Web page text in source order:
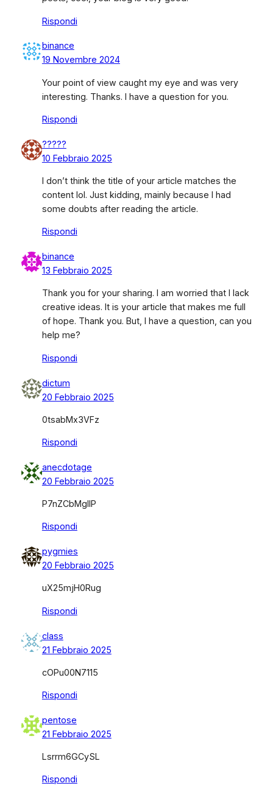
Rispondi
binance
19 Novembre 2024
Your point of view caught my eye and was very
interesting. Thanks. I have a question for you.
Rispondi
?????
10 Febbraio 2025
I don’t think the title of your article matches the
content lol. Just kidding, mainly because I had
some doubts after reading the article.
Rispondi
binance
13 Febbraio 2025
Thank you for your sharing. I am worried that I lack
creative ideas. It is your article that makes me full
of hope. Thank you. But, I have a question, can you
help me?
Rispondi
dictum
20 Febbraio 2025
0tsabMx3VFz
Rispondi
anecdotage
20 Febbraio 2025
P7nZCbMglIP
Rispondi
pygmies
20 Febbraio 2025
uX25mjH0Rug
Rispondi
class
21 Febbraio 2025
cOPu00N7115
Rispondi
pentose
21 Febbraio 2025
Lsrrm6GCySL
Rispondi